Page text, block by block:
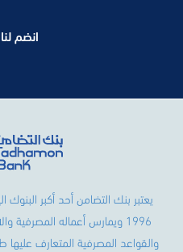
انضم لنا
يعتبر بنك التضامن أحد أكبر
1996 ويمارس أعماله
والقواعد المصرفية المتعارف عليها